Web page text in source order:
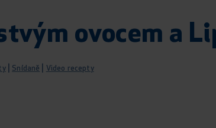
ovocem a
| Snídaně Video recepty